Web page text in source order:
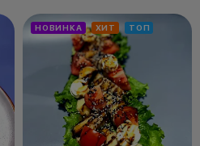
НОВИНКА ХИТ ТОП